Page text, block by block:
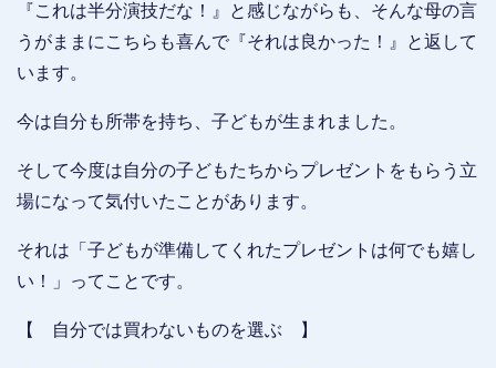
『これは半分演技だな！』と感じながらも、そんな母の言
うがままにこちらも喜んで『それは良かった！』と返して
います。
今は自分も所帯を持ち、子どもが生まれました。
そして今度は自分の子どもたちからプレゼントをもらう立
場になって気付いたことがあります。
それは「子どもが準備してくれたプレゼントは何でも嬉し
い！」ってことです。
【 自分では買わないものを選ぶ 】